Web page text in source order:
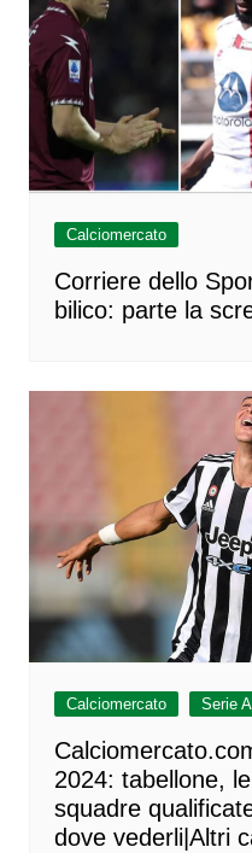
Calciomercato
Corriere dello
bilico: parte la
Calciomercato Serie A
2024: tabellone,
squadre
dove vederli|Altri